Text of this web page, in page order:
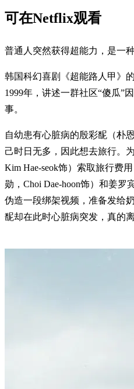
可在Netflix观看
普通人突然获得超能力，是一
韩国科幻喜剧《超能路人甲》
1999年，讲述一群社区“傻瓜”
事。
自幼患有心脏病的殷彩馜（朴
己时日无多，因此想去旅行。
Kim Hae-seok饰）索取旅行费
勋，Choi Dae-hoon饰）和姜罗
伪造一段绑架视频，准备发给
馜却在此时心脏病突发，真的离